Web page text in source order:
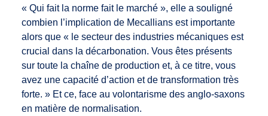
« Qui fait la norme fait le marché », elle a souligné
combien l’implication de Mecallians est importante
alors que « le secteur des industries mécaniques est
crucial dans la décarbonation. Vous êtes présents
sur toute la chaîne de production et, à ce titre, vous
avez une capacité d’action et de transformation très
forte. » Et ce, face au volontarisme des anglo-saxons
en matière de normalisation.